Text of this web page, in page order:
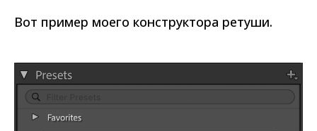
Вот пример моего конструктора ретуши.